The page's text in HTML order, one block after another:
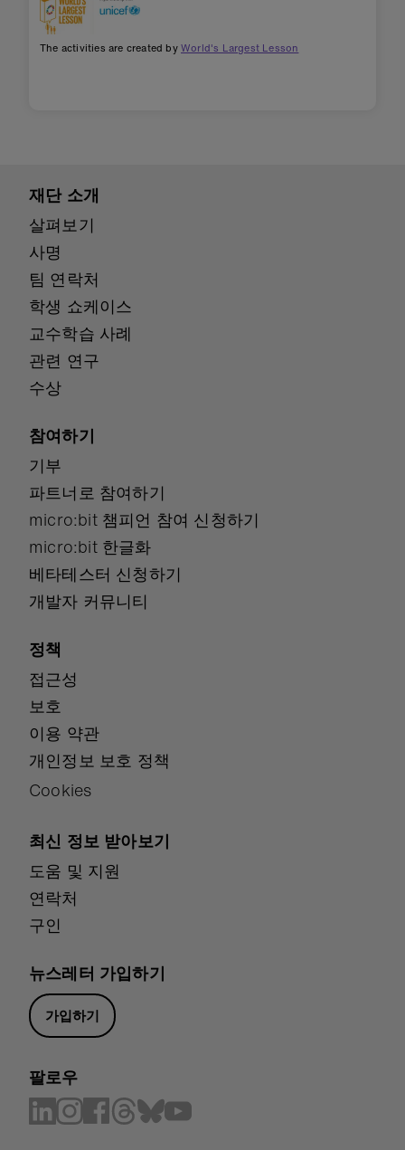
The activities are created byWorld's Largest Lesson
재단 소개
살펴보기
사명
팀 연락처
학생 쇼케이스
교수학습 사례
관련 연구
수상
참여하기
기부
파트너로 참여하기
micro:bit 챔피언 참여 신청하기
micro:bit 한글화
베타테스터 신청하기
개발자 커뮤니티
정책
접근성
보호
이용 약관
개인정보 보호 정책
Cookies
최신 정보 받아보기
도움 및 지원
연락처
구인
뉴스레터 가입하기
가입하기
팔로우